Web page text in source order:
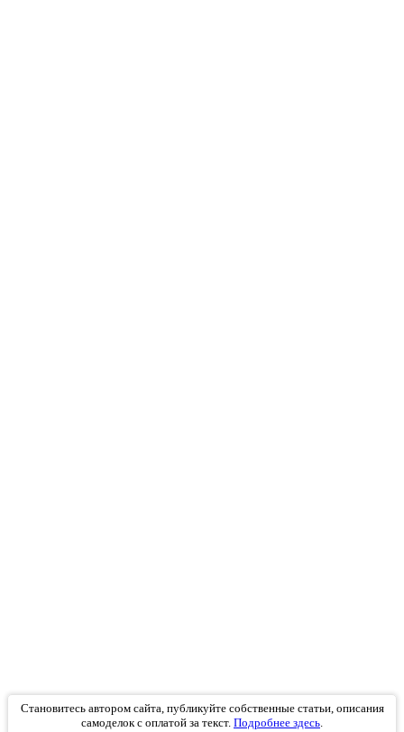
Становитесь автором сайта, публикуйте собственные статьи, описания
самоделок с оплатой за текст. Подробнее здесь.